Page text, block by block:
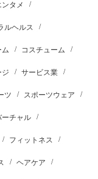
ンタメ
ルヘルス
ム コスチューム
ジ サービス業
ツ スポーツウェア
ーチャル
フィットネス
ヘアケア